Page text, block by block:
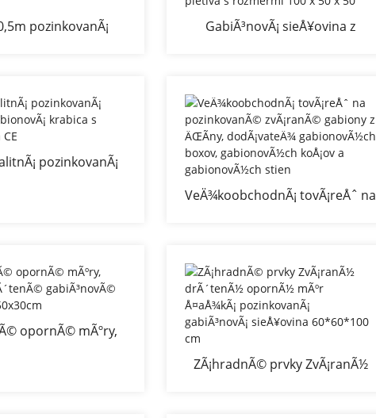
pozinkovanÃ¡
GabiÃ³novÃ¡ sieÅ¥ovina z
pozinkovanÃ¡
VeÄ¾koobchodnÃ¡ tovÃ¡reÅˆ na
gabionovÃ½ch koÅ¡ov a
gabionovÃ½ch stien
opornÃ© mÃºry,
ZÃ¡hradnÃ© prvky ZvÃ¡ranÃ½